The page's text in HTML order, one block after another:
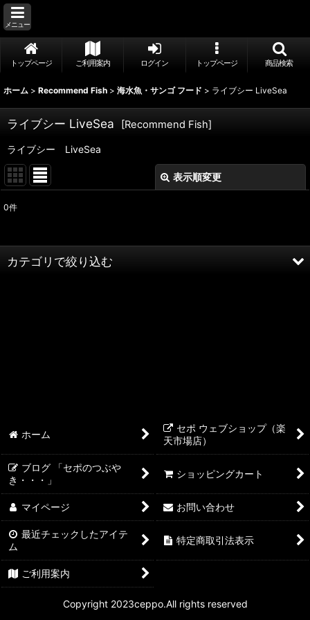
メニュー
トップページ ご利用案内 ログイン トップページ 商品検索
ホーム > Recommend Fish > 海水魚・サンゴ フード > ライブシー LiveSea
ライブシー LiveSea [Recommend Fish]
ライブシー LiveSea
表示順変更
並び順 :
0件
カテゴリで絞り込む
ホーム
セポ ウェブショップ（楽
天市場店）
ブログ 「セポのつぶや
き・・・」
ショッピングカート
マイページ お問い合わせ
最近チェックしたアイテ
ム
特定商取引法表示
ご利用案内
Copyright 2023ceppo.All rights reserved